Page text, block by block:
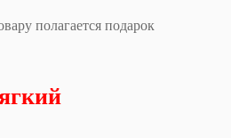
полагается подарок